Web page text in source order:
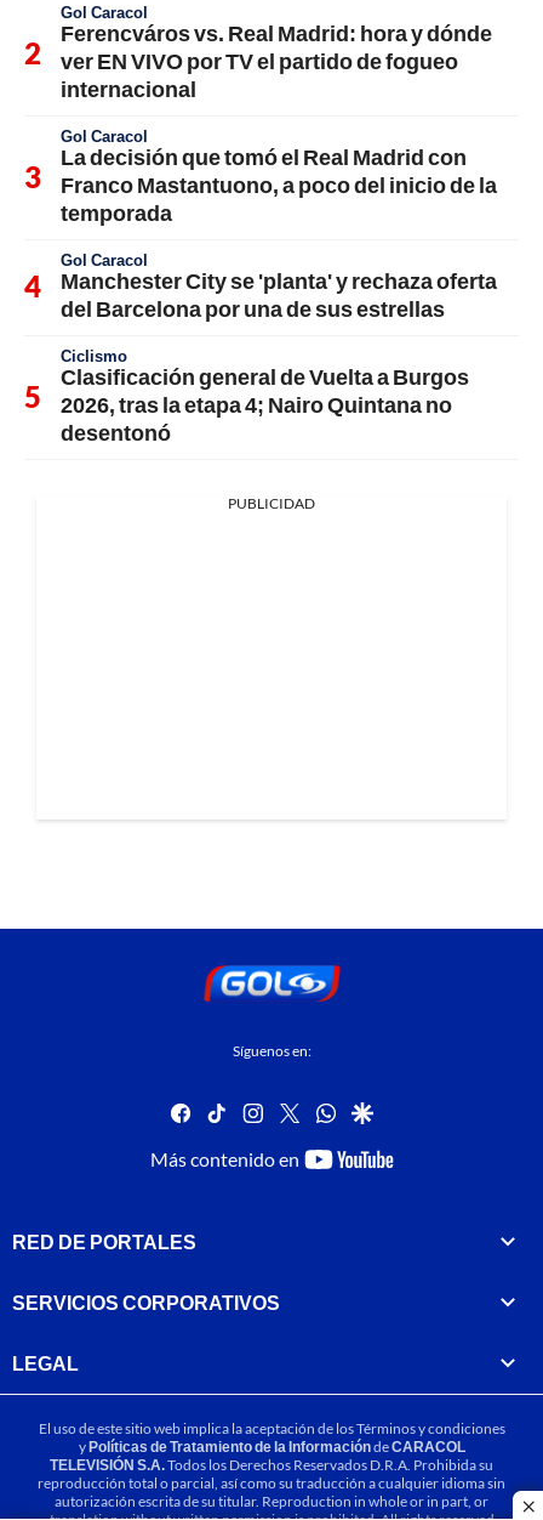
Gol Caracol
Ferencváros vs. Real Madrid: hora y dónde
ver EN VIVO por TV el partido de fogueo
internacional
Gol Caracol
La decisión que tomó el Real Madrid con
Franco Mastantuono, a poco del inicio de la
temporada
Gol Caracol
Manchester City se 'planta' y rechaza oferta
del Barcelona por una de sus estrellas
Ciclismo
Clasificación general de Vuelta a Burgos
2026, tras la etapa 4; Nairo Quintana no
desentonó
PUBLICIDAD
Síguenos en:
facebook
tiktok instagram
twitterwhatsapp
google
Más contenido en
youtube-
RED DE PORTALES
SERVICIOS CORPORATIVOS
LEGAL
El uso de este sitio web implica la aceptación de losTérminos y condiciones
yPolíticas de Tratamiento de la InformacióndeCARACOL
TELEVISIÓN S.A.Todos los Derechos Reservados D.R.A. Prohibida su
reproducción total o parcial, así como su traducción a cualquier idioma sin
autorización escrita de su titular. Reproduction in whole or in part, or